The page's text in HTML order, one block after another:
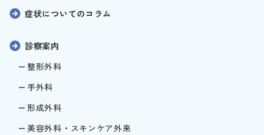
症状についてのコラム
診察案内
整形外科
手外科
形成外科
美容外科・スキンケア外来